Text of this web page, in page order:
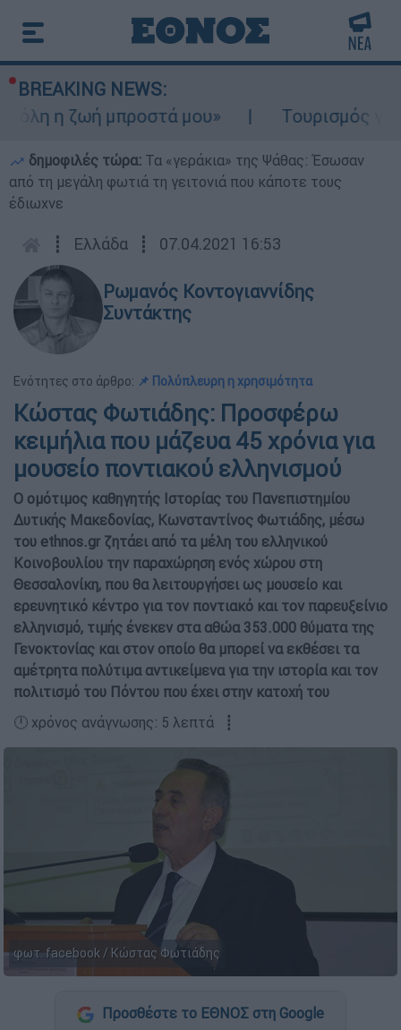
BREAKING NEWS:
ζωή μπροστά μου»
Τουρισμός για
δημοφιλές τώρα: Τα «γεράκια» της Ψάθας: Έσωσαν
από τη μεγάλη φωτιά τη γειτονιά που κάποτε τους
έδιωχνε
┋ Ελλάδα ┋ 07.04.2021 16:53
Ρωμανός Κοντογιαννίδης
Συντάκτης
Ενότητες στο άρθρο: 📌 Πολύπλευρη η χρησιμότητα
Κώστας Φωτιάδης: Προσφέρω
κειμήλια που μάζευα 45 χρόνια για
μουσείο ποντιακού ελληνισμού
Ο ομότιμος καθηγητής Ιστορίας του Πανεπιστημίου
Δυτικής Μακεδονίας, Κωνσταντίνος Φωτιάδης, μέσω
του ethnos.gr ζητάει από τα μέλη του ελληνικού
Κοινοβουλίου την παραχώρηση ενός χώρου στη
Θεσσαλονίκη, που θα λειτουργήσει ως μουσείο και
ερευνητικό κέντρο για τον ποντιακό και τον παρευξείνιο
ελληνισμό, τιμής ένεκεν στα αθώα 353.000 θύματα της
Γενοκτονίας και στον οποίο θα μπορεί να εκθέσει τα
αμέτρητα πολύτιμα αντικείμενα για την ιστορία και τον
πολιτισμό του Πόντου που έχει στην κατοχή του
🕛 χρόνος ανάγνωσης: 5 λεπτά ┋
φωτ. facebook / Κώστας Φωτιάδης
Προσθέστε το ΕΘΝΟΣ στη Google